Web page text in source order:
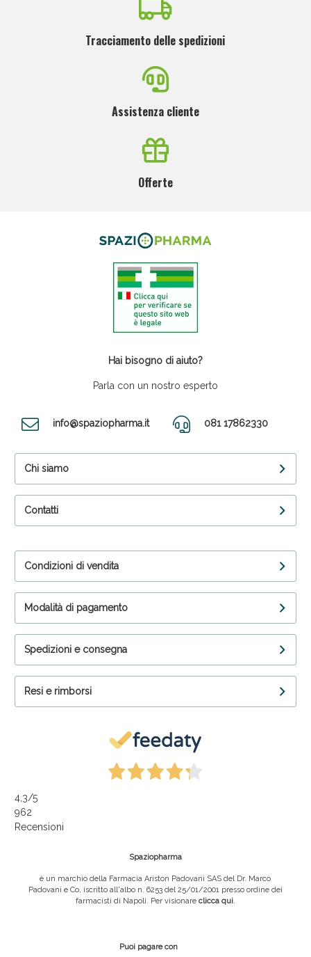
Tracciamento delle spedizioni
Assistenza cliente
Offerte
Hai bisogno di aiuto?
Parla con un nostro esperto
info@spaziopharma.it 081 17862330
Chi siamo
Contatti
Condizioni di vendita
Modalità di pagamento
Spedizioni e consegna
Resi e rimborsi
4,3/5
962
Recensioni
Spaziopharma
è un marchio della Farmacia Ariston Padovani SAS del Dr. Marco
Padovani e Co, iscritto all'albo n. 6253 del 25/01/2001 presso ordine dei
farmacisti di Napoli. Per visionare clicca qui.
Puoi pagare con